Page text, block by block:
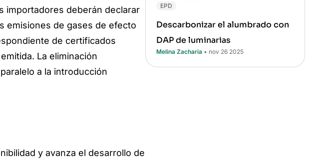
importadores deberán declarar
emisiones de gases de efecto
de certificados
La eliminación
a la introducción
y avanza el desarrollo de
EPD
Descarbonizar el alumbrado con
DAP de luminarias
Melina Zacharia • nov 26 2025